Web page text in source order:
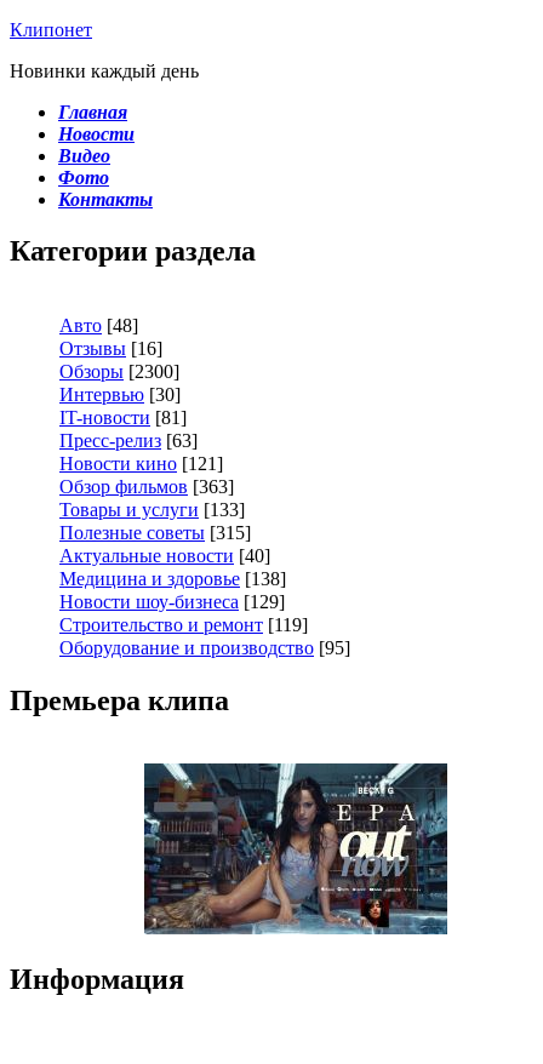
Клипонет
Новинки каждый день
Главная
Новости
Видео
Фото
Контакты
Категории раздела
Авто [48]
Отзывы [16]
Обзоры [2300]
Интервью [30]
IT-новости [81]
Пресс-релиз [63]
Новости кино [121]
Обзор фильмов [363]
Товары и услуги [133]
Полезные советы [315]
Актуальные новости [40]
Медицина и здоровье [138]
Новости шоу-бизнеса [129]
Строительство и ремонт [119]
Оборудование и производство [95]
Премьера клипа
Информация